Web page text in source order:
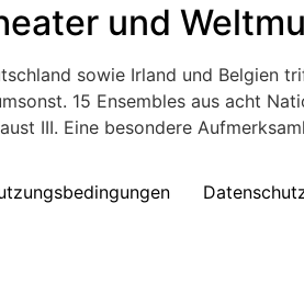
und
sowie Irland und Belgien
15 Ensembles aus acht
III. Eine besondere